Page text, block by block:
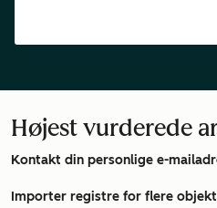
Højest vurderede
Kontakt din personlige e-
Importer registre for flere